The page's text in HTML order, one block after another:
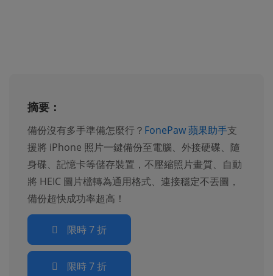
摘要：
備份沒有多手準備怎麼行？ FonePaw 蘋果助手支
援將 iPhone 照片一鍵備份至電腦、外接硬碟、隨
身碟、記憶卡等儲存裝置，不壓縮照片畫質、自動
將 HEIC 圖片檔轉為通用格式、連接穩定不丟圖，
備份超快成功率超高！
限時 7 折
限時 7 折